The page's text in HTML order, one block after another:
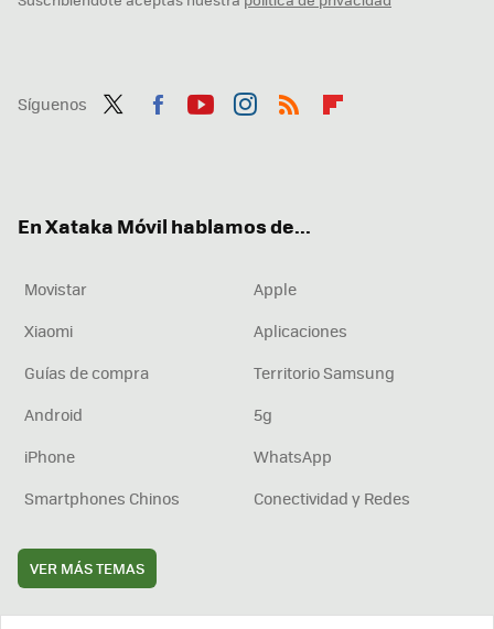
Síguenos
En Xataka Móvil hablamos de...
Movistar
Apple
Xiaomi
Aplicaciones
Guías de compra
Territorio Samsung
Android
5g
iPhone
WhatsApp
Smartphones Chinos
Conectividad y Redes
VER MÁS TEMAS